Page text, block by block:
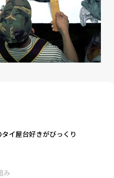
イ屋台好きがびっくり
み